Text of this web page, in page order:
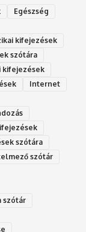
Egészség
kifejezések
szótára
kifejezések
Internet
szótára
szótár
Ps‮gólohciz‬ia s‮átóz‬r